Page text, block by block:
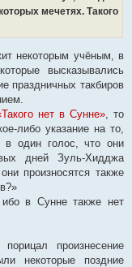
мечетях. Такого
некоторым учёным, в
высказывались
праздничных такбиров
нет в Сунне» , то
либо указание на то,
в один голос, что они
дней Зуль-Хидджа
произносятся также
ибо в Сунне также нет
произнесение
некоторые поздние